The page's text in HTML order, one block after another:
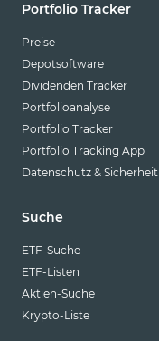
Portfolio Tracker
Preise
Depotsoftware
Dividenden Tracker
Portfolioanalyse
Portfolio Tracker
Portfolio Tracking App
Datenschutz & Sicherheit
Suche
ETF-Suche
ETF-Listen
Aktien-Suche
Krypto-Liste